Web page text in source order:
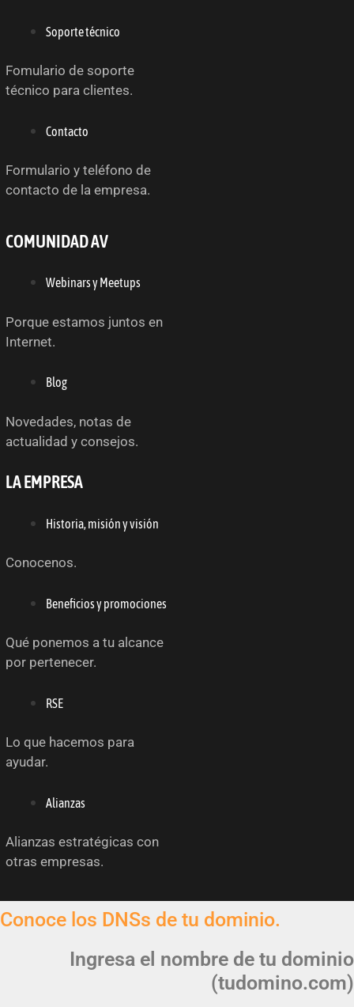
Soporte técnico
Fomulario de soporte
técnico para clientes.
Contacto
Formulario y teléfono de
contacto de la empresa.
COMUNIDAD AV
Webinars y Meetups
Porque estamos juntos en
Internet.
Blog
Novedades, notas de
actualidad y consejos.
LA EMPRESA
Historia, misión y visión
Conocenos.
Beneficios y promociones
Qué ponemos a tu alcance
por pertenecer.
RSE
Lo que hacemos para
ayudar.
Alianzas
Alianzas estratégicas con
otras empresas.
Conoce los DNSs de tu dominio.
Ingresa el nombre de tu dominio
(tudomino.com)